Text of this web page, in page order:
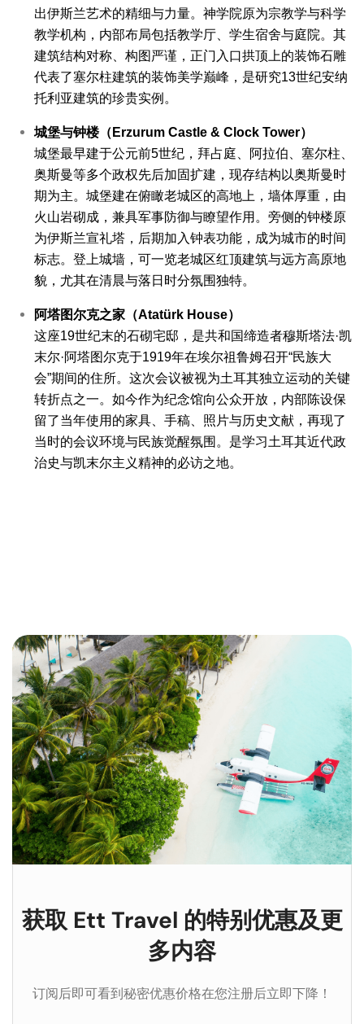
出伊斯兰艺术的精细与力量。 神学院原为宗教学与科学
教学机构，内部布局包括教学厅、学生宿舍与庭院。其
建筑结构对称、构图严谨，正门入口拱顶上的装饰石雕
代表了塞尔柱建筑的装饰美学巅峰，是研究13世纪安纳
托利亚建筑的珍贵实例。
城堡与钟楼（Erzurum Castle & Clock Tower）
城堡最早建于公元前5世纪，拜占庭、阿拉伯、塞尔柱、
奥斯曼等多个政权先后加固扩建，现存结构以奥斯曼时
期为主。城堡建在俯瞰老城区的高地上，墙体厚重，由
火山岩砌成，兼具军事防御与瞭望作用。 旁侧的钟楼原
为伊斯兰宣礼塔，后期加入钟表功能，成为城市的时间
标志。登上城墙，可一览老城区红顶建筑与远方高原地
貌，尤其在清晨与落日时分氛围独特。
阿塔图尔克之家（Atatürk House）
这座19世纪末的石砌宅邸，是共和国缔造者穆斯塔法·凯
末尔·阿塔图尔克于1919年在埃尔祖鲁姆召开“民族大
会”期间的住所。这次会议被视为土耳其独立运动的关键
转折点之一。 如今作为纪念馆向公众开放，内部陈设保
留了当年使用的家具、手稿、照片与历史文献，再现了
当时的会议环境与民族觉醒氛围。是学习土耳其近代政
治史与凯末尔主义精神的必访之地。
获取 Ett Travel 的特别优惠及更
多内容
订阅后即可看到秘密优惠价格在您注册后立即下降！